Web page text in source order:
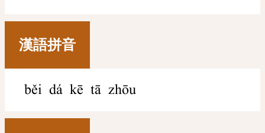
漢語拼音
běi dá kē tā zhōu